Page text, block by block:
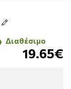
Διαθέσιμο
19.65€